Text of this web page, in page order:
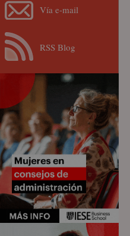
Vía e-mail
RSS Blog